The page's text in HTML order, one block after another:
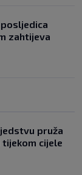
zahtijeva
pruža
cijele